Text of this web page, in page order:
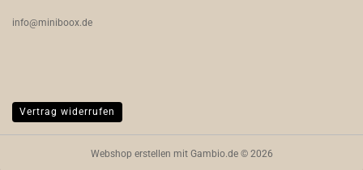
info@miniboox.de
Vertrag widerrufen
Webshop erstellen mit Gambio.de © 2026